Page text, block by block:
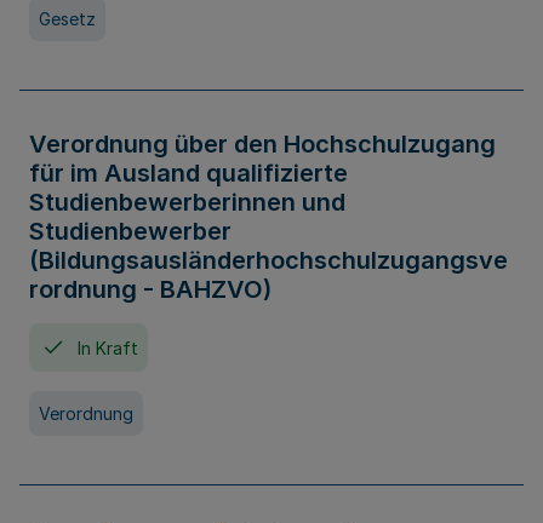
Gesetz
Verordnung über den Hochschulzugang
für im Ausland qualifizierte
Studienbewerberinnen und
Studienbewerber
(Bildungsausländerhochschulzugangsve
rordnung - BAHZVO)
In Kraft
Verordnung